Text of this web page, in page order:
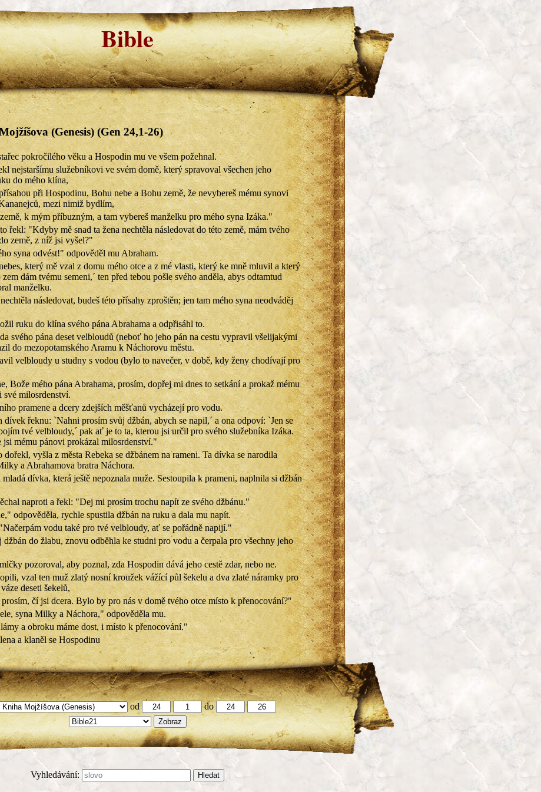
Bible
(Genesis) (Gen 24,1-26)
pokročilého věku a Hospodin mu ve všem požehnal.
nejstaršímu služebníkovi ve svém domě, který spravoval všechen jeho
do mého klína,
při Hospodinu, Bohu nebe a Bohu země, že nevybereš mému synovi
mezi nimiž bydlím,
k mým příbuzným, a tam vybereš manželku pro mého syna Izáka."
řekl: "Kdyby mě snad ta žena nechtěla následovat do této země, mám tvého
země, z níž jsi vyšel?"
syna odvést!" odpověděl mu Abraham.
který mě vzal z domu mého otce a z mé vlasti, který ke mně mluvil a který
dám tvému semeni,´ ten před tebou pošle svého anděla, abys odtamtud
manželku.
následovat, budeš této přísahy zproštěn; jen tam mého syna neodváděj
ruku do klína svého pána Abrahama a odpřisáhl to.
svého pána deset velbloudů (neboť ho jeho pán na cestu vypravil všelijakými
do mezopotamského Aramu k Náchorovu městu.
velbloudy u studny s vodou (bylo to navečer, v době, kdy ženy chodívají pro
Bože mého pána Abrahama, prosím, dopřej mi dnes to setkání a prokaž mému
své milosrdenství.
pramene a dcery zdejších měšťanů vycházejí pro vodu.
dívek řeknu: `Nahni prosím svůj džbán, abych se napil,´ a ona odpoví: `Jen se
tvé velbloudy,´ pak ať je to ta, kterou jsi určil pro svého služebníka Izáka.
jsi mému pánovi prokázal milosrdenství."
dořekl, vyšla z města Rebeka se džbánem na rameni. Ta dívka se narodila
a Abrahamova bratra Náchora.
dívka, která ještě nepoznala muže. Sestoupila k prameni, naplnila si džbán
naproti a řekl: "Dej mi prosím trochu napít ze svého džbánu."
odpověděla, rychle spustila džbán na ruku a dala mu napít.
vodu také pro tvé velbloudy, ať se pořádně napijí."
do žlabu, znovu odběhla ke studni pro vodu a čerpala pro všechny jeho
pozoroval, aby poznal, zda Hospodin dává jeho cestě zdar, nebo ne.
vzal ten muž zlatý nosní kroužek vážící půl šekelu a dva zlaté náramky pro
deseti šekelů,
čí jsi dcera. Bylo by pro nás v domě tvého otce místo k přenocování?"
syna Milky a Náchora," odpověděla mu.
a obroku máme dost, i místo k přenocování."
a klaněl se Hospodinu
od do
Vyhledávání: